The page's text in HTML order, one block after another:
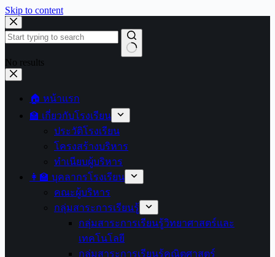
Skip to content
No results
🏠 หน้าแรก
🏫 เกี่ยวกับโรงเรียน
ประวัติโรงเรียน
โครงสร้างบริหาร
ทำเนียบผู้บริหาร
👩‍🏫 บุคลากรโรงเรียน
คณะผู้บริหาร
กลุ่มสาระการเรียนรู้
กลุ่มสาระการเรียนรู้วิทยาศาสตร์และ
เทคโนโลยี
กลุ่มสาระการเรียนรู้คณิตศาสตร์